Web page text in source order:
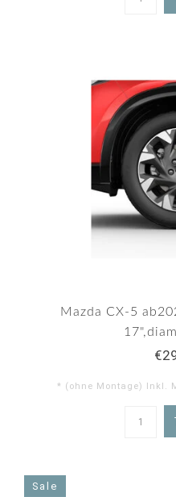
Mazda CX-5
* (ohne Montage) Inkl.
Sale